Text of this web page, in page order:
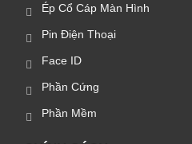
Ép Cổ Cáp Màn Hình
Pin Điện Thoại
Face ID
Phần Cứng
Phần Mềm